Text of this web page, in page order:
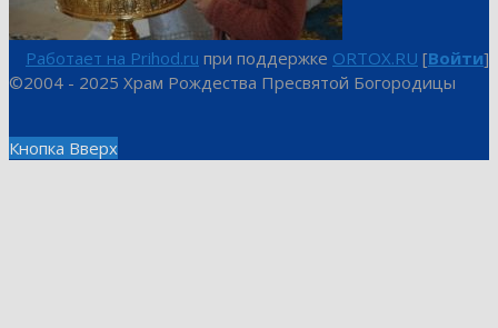
Работает на Prihod.ru при поддержке ORTOX.RU [Войти]
©2004 - 2025 Храм Рождества Пресвятой Богородицы
Кнопка Вверх